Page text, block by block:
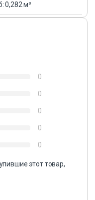
0,282 м³
0
0
0
0
0
этот товар,